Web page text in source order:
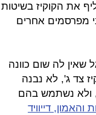
את הקוקיז בשיטות
מפרסמים אחרים
לה שום כוונה
צד ג', לא נבנה
ולא נשתמש בהם
דייוויד